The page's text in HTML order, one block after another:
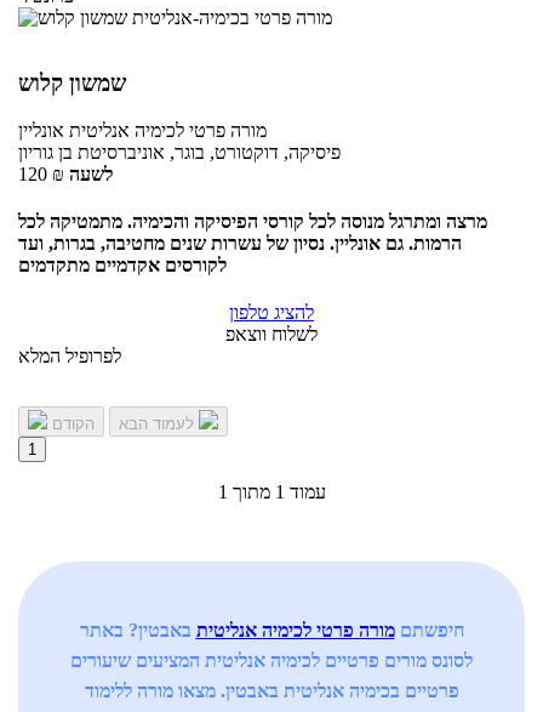
שמשון קלוש
מורה פרטי לכימיה אנליטית אונליין
פיסיקה, דוקטורט, בוגר, אוניברסיטת בן גוריון
120 ₪ לשעה
מרצה ומתרגל מנוסה לכל קורסי הפיסיקה והכימיה. מתמטיקה לכל
הרמות. גם אונליין. נסיון של עשרות שנים מחטיבה, בגרות, ועד
לקורסים אקדמיים מתקדמים
להציג טלפון
לשלוח ווצאפ
לפרופיל המלא
הקודם
1
עמוד 1 מתוך 1
חיפשתםמורה פרטי לכימיה אנליטית באבטין? באתר
לסונס מורים פרטיים לכימיה אנליטית המציעים שיעורים
פרטיים בכימיה אנליטית באבטין. מצאו מורה ללימוד